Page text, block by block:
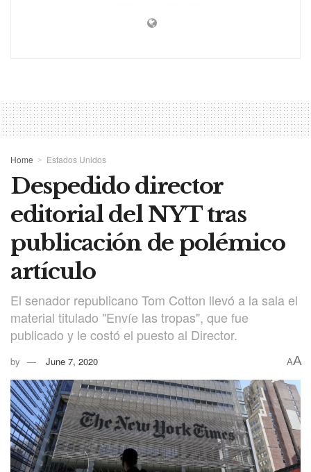
Home Estados Unidos
Despedido director
editorial del NYT tras
publicación de polémico
artículo
El senador republicano Tom Cotton llevó a la sala el
material titulado "Envíe las tropas", que fue
publicado y le costó el puesto al Director.
by June 7, 2020 AA